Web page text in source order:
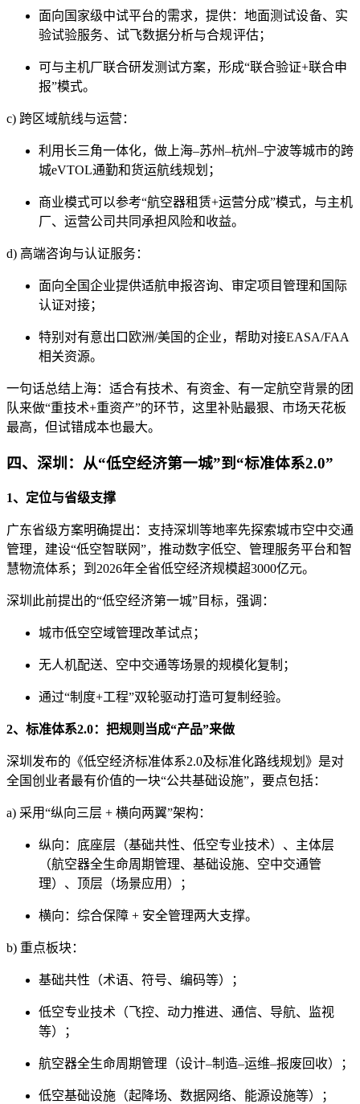
面向国家级中试平台的需求，提供： 地面测试设备、 实
验试验服务、 试飞数据分析与合规评估；
可与主机厂联合研发测试方案，形成“联合验证+联合申
报”模式。
c) 跨区域航线与运营：
利用长三角一体化，做上海–苏州–杭州–宁波等城市的跨
城eVTOL通勤和货运航线规划；
商业模式可以参考“航空器租赁+运营分成”模式，与主机
厂、运营公司共同承担风险和收益。
d) 高端咨询与认证服务：
面向全国企业提供适航申报咨询、审定项目管理和国际
认证对接；
特别对有意出口欧洲/美国的企业，帮助对接EASA/FAA
相关资源。
一句话总结上海：适合有技术、有资金、有一定航空背景的团
队来做“重技术+重资产”的环节，这里补贴最狠、市场天花板
最高，但试错成本也最大。
四、深圳：从“低空经济第一城”到“标准体系2.0”
1、定位与省级支撑
广东省级方案明确提出：支持深圳等地率先探索城市空中交通
管理，建设“低空智联网”，推动数字低空、管理服务平台和智
慧物流体系；到2026年全省低空经济规模超3000亿元。
深圳此前提出的“低空经济第一城”目标，强调：
城市低空空域管理改革试点；
无人机配送、空中交通等场景的规模化复制；
通过“制度+工程”双轮驱动打造可复制经验。
2、标准体系2.0：把规则当成“产品”来做
深圳发布的《低空经济标准体系2.0及标准化路线规划》是对
全国创业者最有价值的一块“公共基础设施”，要点包括：
a) 采用“纵向三层 + 横向两翼”架构：
纵向：底座层（基础共性、低空专业技术）、主体层
（航空器全生命周期管理、基础设施、空中交通管
理）、顶层（场景应用）；
横向：综合保障 + 安全管理两大支撑。
b) 重点板块：
基础共性（术语、符号、编码等）；
低空专业技术（飞控、动力推进、通信、导航、监视
等）；
航空器全生命周期管理（设计–制造–运维–报废回收）；
低空基础设施（起降场、数据网络、能源设施等）；